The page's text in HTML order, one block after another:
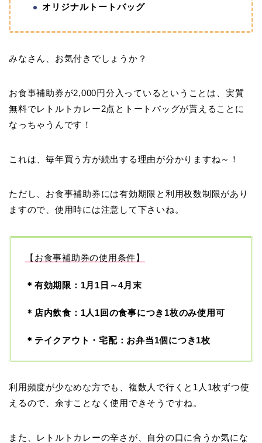
オリジナルトートバッグ
みなさん、お気付きでしょうか？
お食事補助券が2,000円分入っているということは、実質
無料でレトルトカレー2点とトートバッグが貰えることに
なっちゃうんです！
これは、毎年買う方が続出する理由が分かりますね～！
ただし、お食事補助券には有効期限と利用枚数制限があり
ますので、使用時には注意して下さいね。
【お食事補助券の使用条件】
＊有効期限：1月1日～4月末
＊店内飲食：1人1回の食事につき1枚のみ使用可
＊テイクアウト・宅配：お弁当1個につき1枚
利用頻度が少なめな方でも、複数人で行くと1人1枚ずつ使
えるので、余すことなく使用できそうですね。
また、レトルトカレーの辛さが、自分の口に合うか気にな